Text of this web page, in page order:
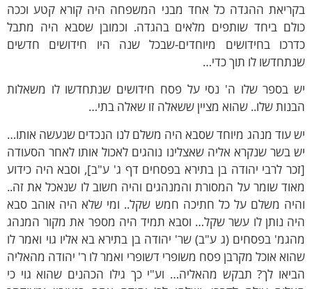
ההגדה כל אחד מבני המשפחה היה קורא קטע וככה
ביחד שותפים מלאים בהגדה. וכמובן שסבא היה מתבל
בחידושים מיוחדים-שבכל שנה היו חידושים חדשים
לו תוך כדי…
בספר שלו ה' נסי על פסח חידושים שנתחדשו לו משאלות
שלו.. שהוא מציין ששאלה זו שאלה בתי…
עוד מנהג מיוחד שסבא היה משלם לנו הנכדים שנעשה אותו…
בשר שנקרא אליה שאצלינו נוהגים לאכול אותו לאחר הסעודה
לרבי יהודה בן בתירא בפסחים דף ג' ע"ב], וסבא היה כידוע
שומר על המסורת והמנהגים והיה חשוב לו שנאכל את זה..
משלם על כל חתיכה חמש שקל.. ומי שלא היה אוהב סבא
נותן לו עשר שקל… וסבא תמיד היה מספר את מקור המנהג
בפסחים (ג ע"ב) שר' יהודה בן בתירא בא אליו גוי ואמר לו
אוכל מקרבן פסח משופרי דשופרי ואמר לו ר' יהודה מהאליה
לך? תבקש מהאליה… וע"י כך גילו הכהנים שהוא גוי כי